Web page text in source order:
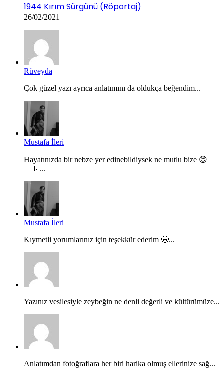
1944 Kırım Sürgünü (Röportaj)
26/02/2021
Rüveyda
Çok güzel yazı ayrıca anlatımını da oldukça beğendim...
Mustafa İleri
Hayatınızda bir nebze yer edinebildiysek ne mutlu bize 😊
🇹🇷...
Mustafa İleri
Kıymetli yorumlarınız için teşekkür ederim 🤩...
Yazınız vesilesiyle zeybeğin ne denli değerli ve kültürümüze...
Anlatımdan fotoğraflara her biri harika olmuş ellerinize sağ...